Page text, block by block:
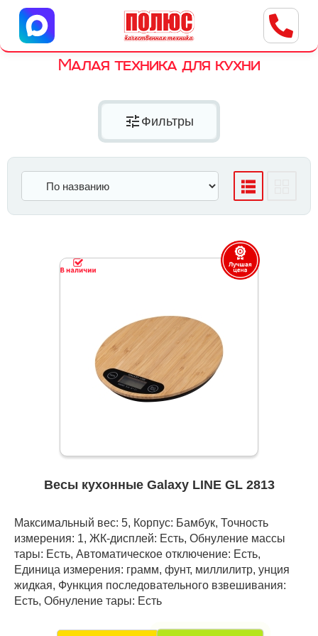
Центр бытовой техники
г. Ульяновск, ул. Пушкарева, 8a
Малая техника для кухни
tune Фильтры
Весы кухонные Galaxy LINE GL 2813
Максимальный вес: 5, Корпус: Бамбук, Точность
измерения: 1, ЖК-дисплей: Есть, Обнуление массы
тары: Есть, Автоматическое отключение: Есть,
Единица измерения: грамм, фунт, миллилитр, унция
жидкая, Функция последовательного взвешивания:
Есть, Обнуление тары: Есть